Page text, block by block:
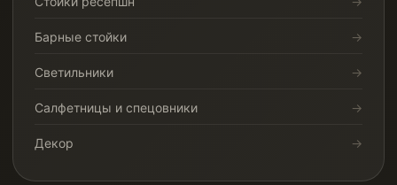
Барные стойки
Светильники
Салфетницы и спецовники
Декор